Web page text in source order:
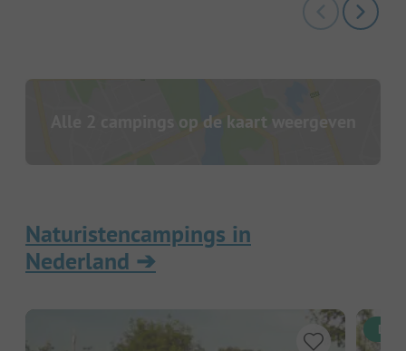
Alle 2 campings op de kaart weergeven
Naturistencampings in
Nederland ➔